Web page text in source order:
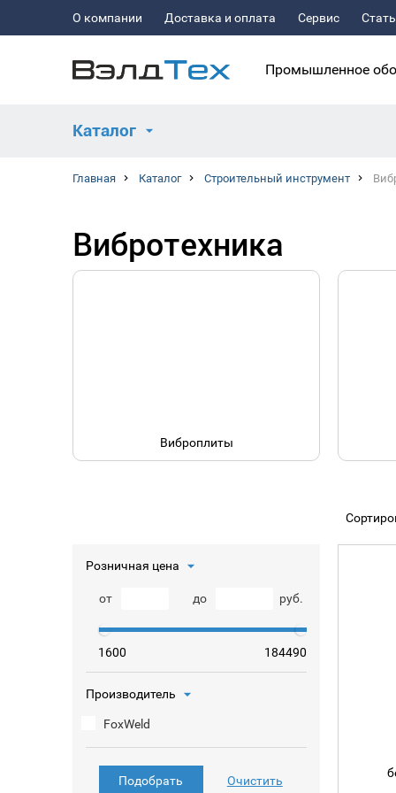
О компании Доставка и оплата Сервис
Промышленное
Каталог
Главная Каталог Строительный инструмент
Вибротехника
Виброплиты
Розничная цена
от до руб.
1600 184490
Производитель
FoxWeld